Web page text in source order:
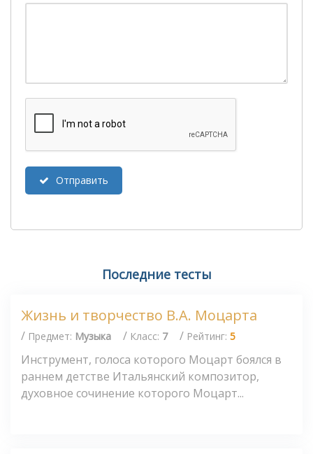
Отправить
Последние тесты
Жизнь и творчество В.А. Моцарта
/ Предмет: Музыка / Класс: 7 / Рейтинг: 5
Инструмент, голоса которого Моцарт боялся в
раннем детстве Итальянский композитор,
духовное сочинение которого Моцарт...